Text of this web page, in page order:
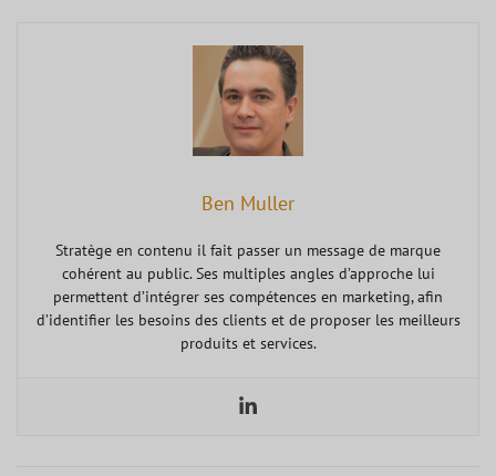
Ben Muller
Stratège en contenu il fait passer un message de marque
cohérent au public. Ses multiples angles d’approche lui
permettent d’intégrer ses compétences en marketing, afin
d’identifier les besoins des clients et de proposer les meilleurs
produits et services.